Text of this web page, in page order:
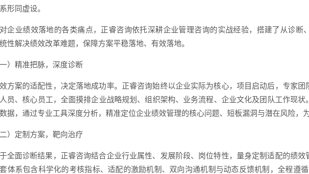
形同虚设。
企业绩效落地的各类痛点，正睿咨询依托深耕企业管理咨询的实战经验，搭建了从诊断
性解决绩效改革难题，保障方案平稳落地、有效落地。
一）精准把脉，深度诊断
方案的适配性，决定落地成功率。正睿咨询始终以企业实际为核心，项目启动后，专家
员、核心员工，全面摸排企业战略规划、组织架构、业务流程、企业文化及团队工作现
据，通过专业工具深度分析，精准定位企业绩效管理的核心问题、短板漏洞与潜在风险，
二）定制方案，靶向治疗
全面诊断结果，正睿咨询结合企业行业属性、发展阶段、岗位特性，量身定制适配的绩
体系包含科学化的考核指标、适配的激励机制、双向沟通机制与动态反馈机制，全程遵